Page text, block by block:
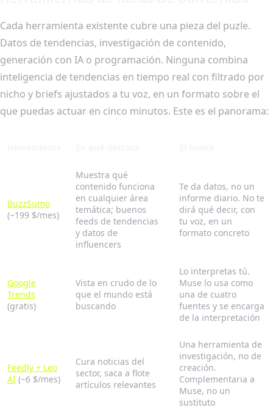
Cada herramienta existente cubre una pieza del puzle.
Datos de tendencias, investigación de contenido,
generación con IA o programación. Ninguna combina
inteligencia de tendencias en tiempo real con filtrado por
nicho y briefs ajustados a tu voz, en un formato sobre el
que puedas actuar en cinco minutos. Este es el panorama:
BuzzSumo
(~199 $/mes)
Muestra qué
contenido funciona
en cualquier área
temática; buenos
feeds de tendencias
y datos de
influencers
Te da datos, no un
informe diario. No te
dirá qué decir, con
tu voz, en un
formato concreto
Google
Trends
(gratis)
Vista en crudo de lo
que el mundo está
buscando
Lo interpretas tú.
Muse lo usa como
una de cuatro
fuentes y se encarga
de la interpretación
Feedly + Leo
AI (~6 $/mes)
Cura noticias del
sector, saca a flote
artículos relevantes
Una herramienta de
investigación, no de
creación.
Complementaria a
Muse, no un
sustituto